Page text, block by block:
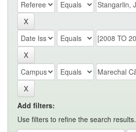
Add filters:
Use filters to refine the search results.